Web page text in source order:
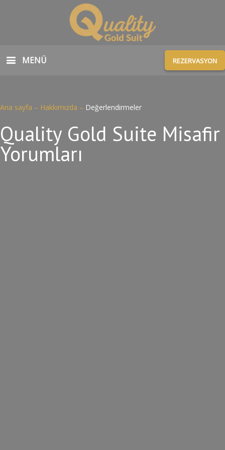
MENÜ REZERVASYON
Ana sayfa – Hakkımızda – Değerlendirmeler
Quality Gold Suite Misafir
Yorumları